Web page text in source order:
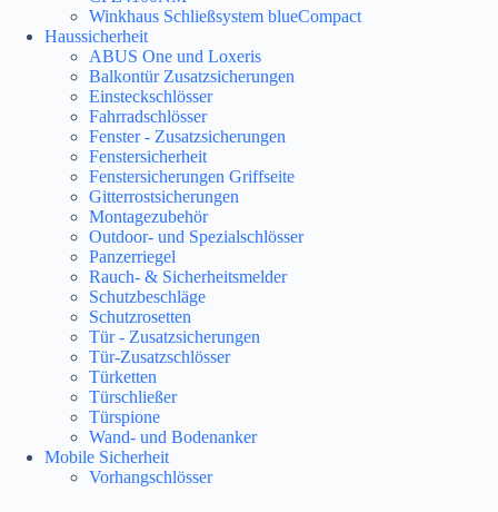
Winkhaus Schließsystem blueCompact
Haussicherheit
ABUS One und Loxeris
Balkontür Zusatzsicherungen
Einsteckschlösser
Fahrradschlösser
Fenster - Zusatzsicherungen
Fenstersicherheit
Fenstersicherungen Griffseite
Gitterrostsicherungen
Montagezubehör
Outdoor- und Spezialschlösser
Panzerriegel
Rauch- & Sicherheitsmelder
Schutzbeschläge
Schutzrosetten
Tür - Zusatzsicherungen
Tür-Zusatzschlösser
Türketten
Türschließer
Türspione
Wand- und Bodenanker
Mobile Sicherheit
Vorhangschlösser